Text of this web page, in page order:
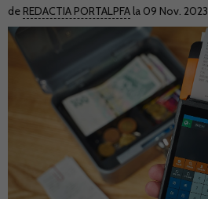
de REDACTIA PORTALPFA la 09 Nov. 2023